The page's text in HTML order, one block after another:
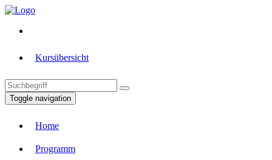
Kursübersicht
Toggle navigation
Home
Programm